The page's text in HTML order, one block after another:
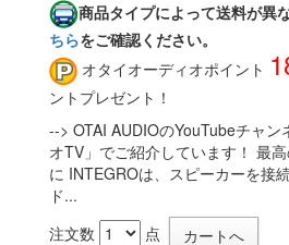
商品タイプによって送料が異
ちらをご確認ください。
オタイオーディオポイント
ントプレゼント！
--> OTAI AUDIOのYouTubeチャン
オTV」でご紹介しています！ 最
に INTEGROは、スピーカーを接
ド...
注文数
点